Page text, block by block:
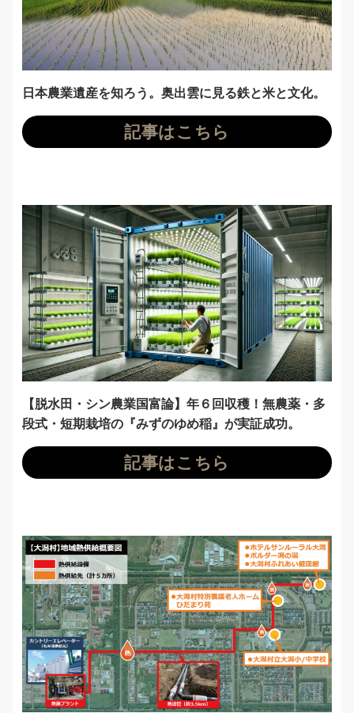
日本農業遺産を知ろう。奥出雲に見る鉄と米と文化。
記事はこちら
【脱水田・シン農業国富論】年６回収穫！無農薬・多
段式・短期栽培の『みずのゆめ稲』が実証成功。
記事はこちら